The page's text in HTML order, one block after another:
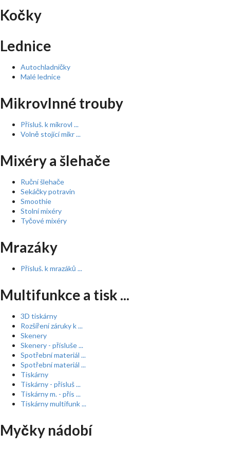
Kočky
Lednice
Autochladničky
Malé lednice
Mikrovlnné trouby
Přísluš. k mikrovl ...
Volně stojící mikr ...
Mixéry a šlehače
Ruční šlehače
Sekáčky potravin
Smoothie
Stolní mixéry
Tyčové mixéry
Mrazáky
Přísluš. k mrazáků ...
Multifunkce a tisk ...
3D tiskárny
Rozšíření záruky k ...
Skenery
Skenery - přísluše ...
Spotřební materiál ...
Spotřební materiál ...
Tiskárny
Tiskárny - přísluš ...
Tiskárny m. - přís ...
Tiskárny multifunk ...
Myčky nádobí